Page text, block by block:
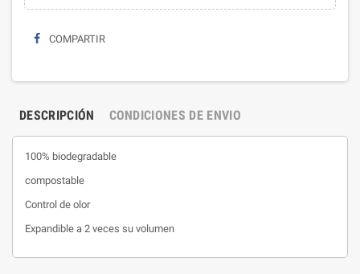
COMPARTIR
DESCRIPCIÓN CONDICIONES DE ENVIO
100% biodegradable
compostable
Control de olor
Expandible a 2 veces su volumen